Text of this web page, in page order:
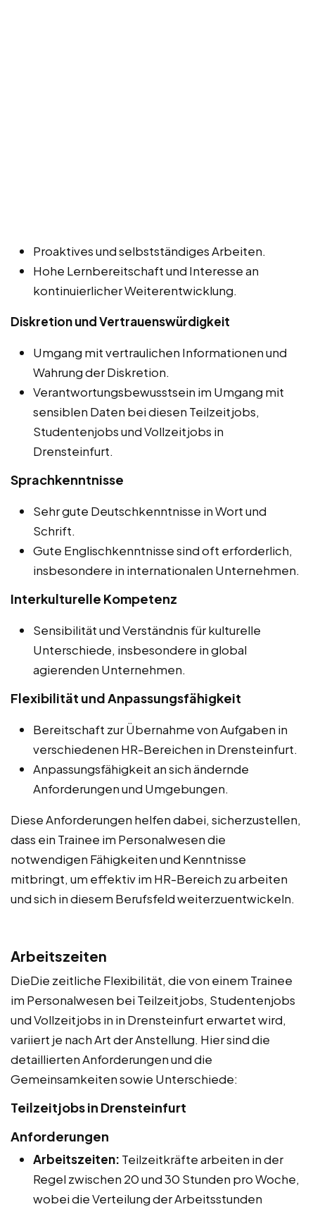
Proaktives und selbstständiges Arbeiten.
Hohe Lernbereitschaft und Interesse an
kontinuierlicher Weiterentwicklung.
Diskretion und Vertrauenswürdigkeit
Umgang mit vertraulichen Informationen und
Wahrung der Diskretion.
Verantwortungsbewusstsein im Umgang mit
sensiblen Daten bei diesen Teilzeitjobs,
Studentenjobs und Vollzeitjobs in
Drensteinfurt.
Sprachkenntnisse
Sehr gute Deutschkenntnisse in Wort und
Schrift.
Gute Englischkenntnisse sind oft erforderlich,
insbesondere in internationalen Unternehmen.
Interkulturelle Kompetenz
Sensibilität und Verständnis für kulturelle
Unterschiede, insbesondere in global
agierenden Unternehmen.
Flexibilität und Anpassungsfähigkeit
Bereitschaft zur Übernahme von Aufgaben in
verschiedenen HR-Bereichen in Drensteinfurt.
Anpassungsfähigkeit an sich ändernde
Anforderungen und Umgebungen.
Diese Anforderungen helfen dabei, sicherzustellen,
dass ein Trainee im Personalwesen die
notwendigen Fähigkeiten und Kenntnisse
mitbringt, um effektiv im HR-Bereich zu arbeiten
und sich in diesem Berufsfeld weiterzuentwickeln.
Arbeitszeiten
DieDie zeitliche Flexibilität, die von einem Trainee
im Personalwesen bei Teilzeitjobs, Studentenjobs
und Vollzeitjobs in in Drensteinfurt erwartet wird,
variiert je nach Art der Anstellung. Hier sind die
detaillierten Anforderungen und die
Gemeinsamkeiten sowie Unterschiede:
Teilzeitjobs in Drensteinfurt
Anforderungen
Arbeitszeiten: Teilzeitkräfte arbeiten in der
Regel zwischen 20 und 30 Stunden pro Woche,
wobei die Verteilung der Arbeitsstunden